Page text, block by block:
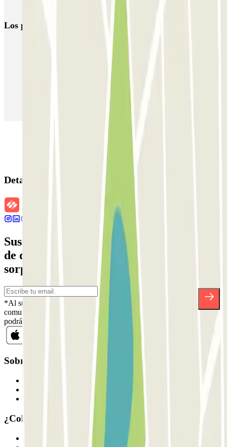
Parkings en el Aeropuerto de París-Orly (ORY)
Los parkings más reservados
Parking en Barcelona
Parking en Aeropuerto Barcelona
Parking en Aeropuerto Madrid Barajas
Detalles de la reserva
Suscríbete a nuestra newsletter y entérate
de descuentos, sorteos y otras muchas
sorpresas.
*Al suscribirte aceptas nuestra Política de Privacidad para recibir
comunicaciones comerciales de Parclick. Sin ningún compromiso,
podrás darte de baja cuando quieras en la misma newsletter.
Sobre Parclick
¿Colaboramos?